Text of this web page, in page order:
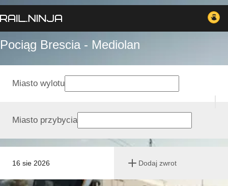
Pociąg Brescia - Mediolan
16 sie 2026 Dodaj zwrot
Miasto wylotu
Miasto przybycia